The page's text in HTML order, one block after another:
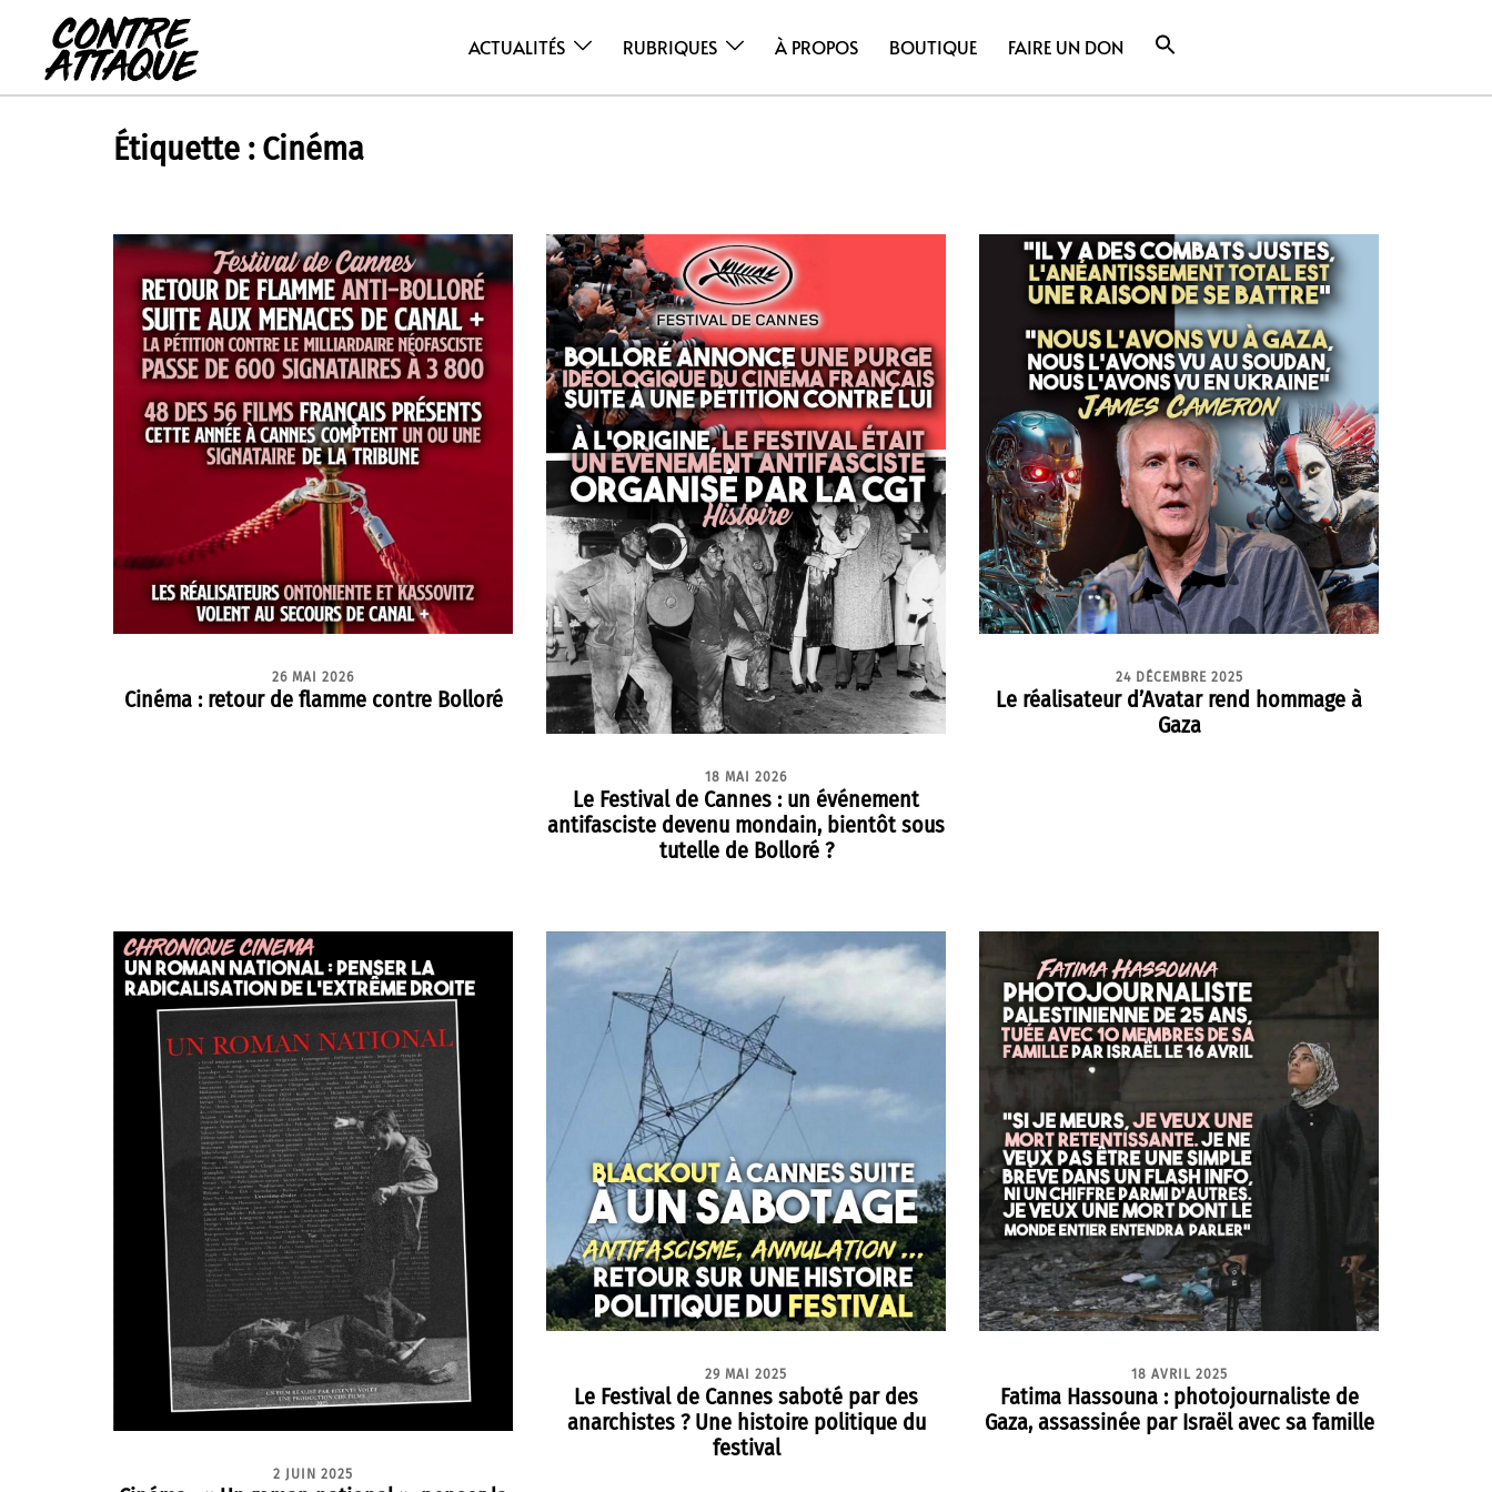
contenu
ACTUALITÉS RUBRIQUES À PROPOS BOUTIQUE FAIRE UN DON
Étiquette :Cinéma
26 MAI 2026
Cinéma : retour de flamme contre Bolloré
18 MAI 2026
Le Festival de Cannes : un événement
antifasciste devenu mondain, bientôt sous
tutelle de Bolloré ?
24 DÉCEMBRE 2025
Le réalisateur d’Avatar rend hommage à
Gaza
2 JUIN 2025
29 MAI 2025
Le Festival de Cannes saboté par des
anarchistes ? Une histoire politique du
festival
18 AVRIL 2025
Fatima Hassouna : photojournaliste de
Gaza, assassinée par Israël avec sa famille